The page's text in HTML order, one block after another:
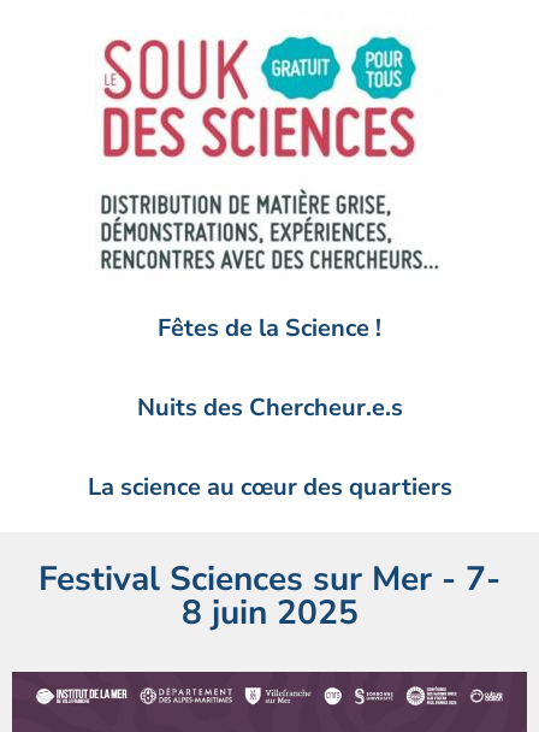
Fêtes de la Science !
Nuits des Chercheur.e.s
La science au cœur des quartiers
Festival Sciences sur Mer - 7-
8 juin 2025